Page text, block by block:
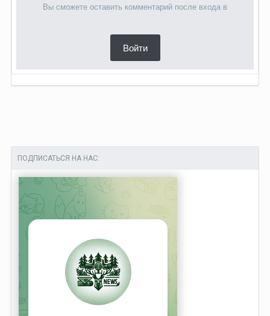
Вы сможете оставить комментарий после входа в
Войти
ПОДПИСАТЬСЯ НА НАС: